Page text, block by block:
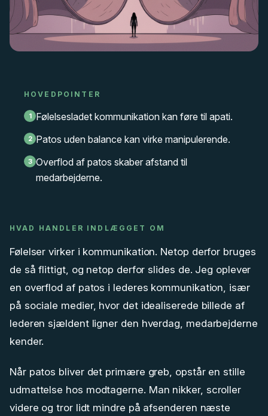
HOVEDPOINTER
1 Følelsesladet kommunikation kan føre til apati.
2 Patos uden balance kan virke manipulerende.
3 Overflod af patos skaber afstand til
medarbejderne.
HVAD HANDLER INDLÆGGET OM
Følelser virker i kommunikation. Netop derfor bruges
de så flittigt, og netop derfor slides de. Jeg oplever
en overflod af patos i lederes kommunikation, især
på sociale medier, hvor det idealiserede billede af
lederen sjældent ligner den hverdag, medarbejderne
kender.
Når patos bliver det primære greb, opstår en stille
udmattelse hos modtagerne. Man nikker, scroller
videre og tror lidt mindre på afsenderen næste